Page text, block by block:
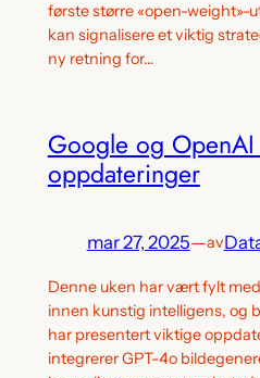
første større «open-weight»-
kan signalisere et viktig
ny retning for…
Google og OpenAI
oppdateringer
mar 27, 2025—av
Denne uken har vært fylt
innen kunstig intelligens, og
har presentert viktige
integrerer GPT-4o